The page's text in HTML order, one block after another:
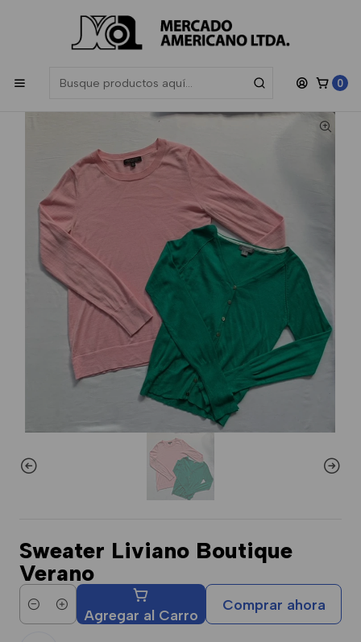
0
Las compras sobre $200.000 participan en el sorteo de una
Card de $50.000
, sorteamos todos los meses.
Sweater Liviano Boutique
Verano
Cantidad Agregar al Carro
Comprar ahora